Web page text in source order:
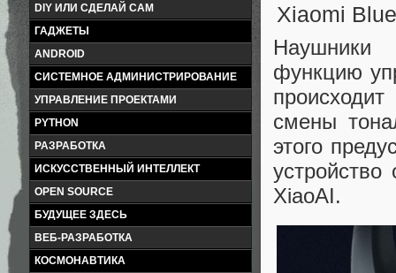
DIY ИЛИ СДЕЛАЙ САМ
ГАДЖЕТЫ
ANDROID
СИСТЕМНОЕ АДМИНИСТРИРОВАНИЕ
УПРАВЛЕНИЕ ПРОЕКТАМИ
PYTHON
РАЗРАБОТКА
ИСКУССТВЕННЫЙ ИНТЕЛЛЕКТ
OPEN SOURCE
БУДУЩЕЕ ЗДЕСЬ
ВЕБ-РАЗРАБОТКА
КОСМОНАВТИКА
Наушники
функцию
смены
этого
XiaoAI.